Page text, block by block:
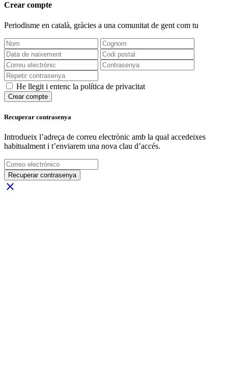
Crear compte
Periodisme en català, gràcies a una comunitat de gent com tu
He llegit i entenc la política de privacitat
Crear compte
Recuperar contrasenya
Introdueix l’adreça de correu electrònic amb la qual accedeixes
habitualment i t’enviarem una nova clau d’accés.
Recuperar contrasenya
close